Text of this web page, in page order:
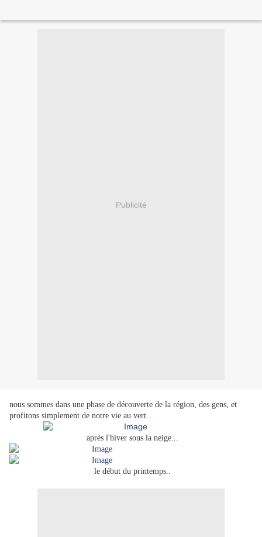
Publicité
nous sommes dans une phase de découverte de la région, des gens, et
profitons simplement de notre vie au vert...
après l'hiver sous la neige...
le début du printemps..